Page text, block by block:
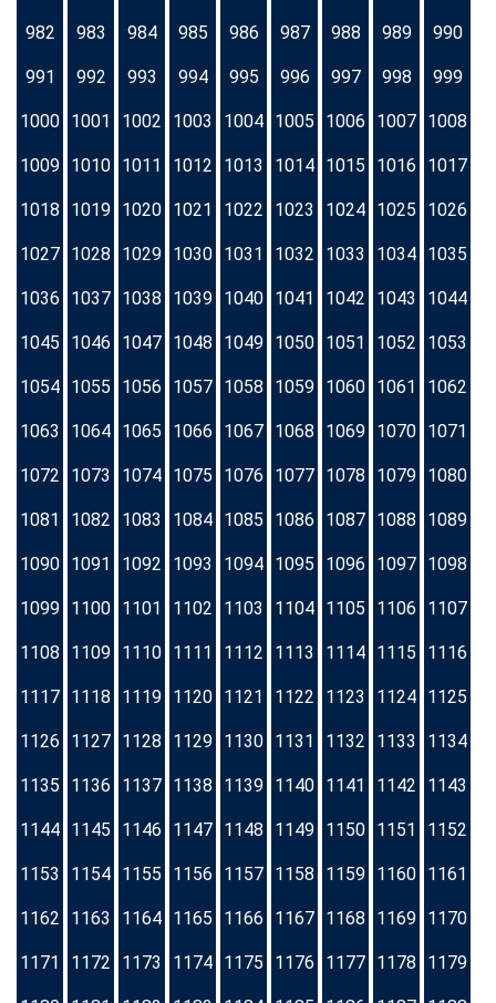
982 983 984 985 986 987 988 989 990
991 992 993 994 995 996 997 998 999
1000 1001 1002 1003 1004 1005 1006 1007 1008
1009 1010 1011 1012 1013 1014 1015 1016 1017
1018 1019 1020 1021 1022 1023 1024 1025 1026
1027 1028 1029 1030 1031 1032 1033 1034 1035
1036 1037 1038 1039 1040 1041 1042 1043 1044
1045 1046 1047 1048 1049 1050 1051 1052 1053
1054 1055 1056 1057 1058 1059 1060 1061 1062
1063 1064 1065 1066 1067 1068 1069 1070 1071
1072 1073 1074 1075 1076 1077 1078 1079 1080
1081 1082 1083 1084 1085 1086 1087 1088 1089
1090 1091 1092 1093 1094 1095 1096 1097 1098
1099 1100 1101 1102 1103 1104 1105 1106 1107
1108 1109 1110 1111 1112 1113 1114 1115 1116
1117 1118 1119 1120 1121 1122 1123 1124 1125
1126 1127 1128 1129 1130 1131 1132 1133 1134
1135 1136 1137 1138 1139 1140 1141 1142 1143
1144 1145 1146 1147 1148 1149 1150 1151 1152
1153 1154 1155 1156 1157 1158 1159 1160 1161
1162 1163 1164 1165 1166 1167 1168 1169 1170
1171 1172 1173 1174 1175 1176 1177 1178 1179